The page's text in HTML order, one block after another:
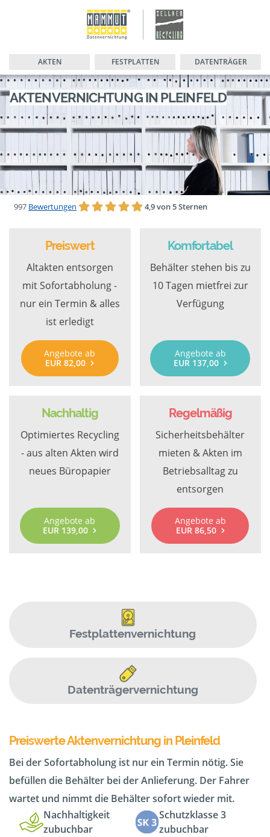
AKTEN FESTPLATTEN DATENTRÄGER
AKTENVERNICHTUNG IN PLEINFELD
997 Bewertungen 4,9 von 5 Sternen
Preiswert
Altakten entsorgen
mit Sofortabholung -
nur ein Termin & alles
ist erledigt
Angebote ab
EUR 82,00
Komfortabel
Behälter stehen bis zu
10 Tagen mietfrei zur
Verfügung
Angebote ab
EUR 137,00
Nachhaltig
Optimiertes Recycling
- aus alten Akten wird
neues Büropapier
Angebote ab
EUR 139,00
Regelmäßig
Sicherheitsbehälter
mieten & Akten im
Betriebsalltag zu
entsorgen
Angebote ab
EUR 86,50
Festplattenvernichtung
Datenträgervernichtung
Preiswerte Aktenvernichtung in Pleinfeld
Bei der Sofortabholung ist nur ein Termin nötig. Sie
befüllen die Behälter bei der Anlieferung. Der Fahrer
wartet und nimmt die Behälter sofort wieder mit.
Nachhaltigkeit
zubuchbar
Schutzklasse 3
zubuchbar